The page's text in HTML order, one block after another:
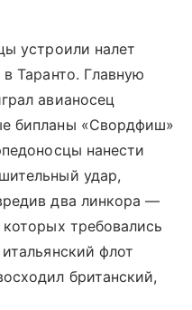
устроили налет
Таранто. Главную
авианосец
бипланы «Свордфиш»
нанести
удар,
два линкора —
требовались
флот
британский,